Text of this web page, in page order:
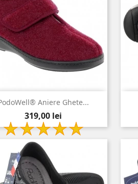
Aniere Ghete...
Pret
319,00 lei
 Vizualizare rapida
bordo